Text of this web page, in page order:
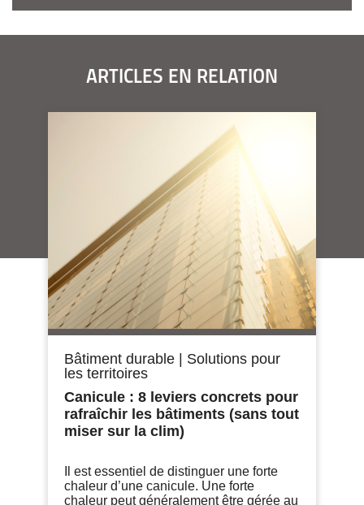
ARTICLES EN RELATION
Bâtiment durable
Solutions pour
les territoires
Canicule : 8 leviers concrets pour
rafraîchir les bâtiments (sans tout
miser sur la clim)
Il est essentiel de distinguer une forte
chaleur d’une canicule. Une forte
chaleur peut généralement être gérée au